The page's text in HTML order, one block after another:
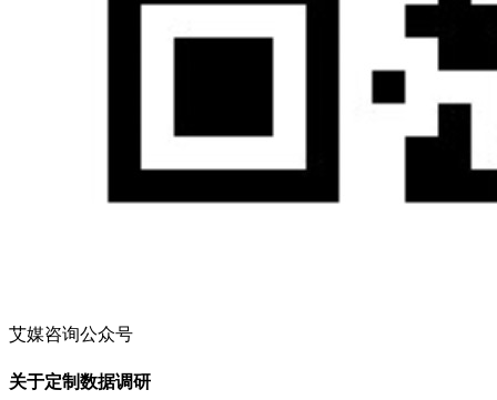
艾媒咨询公众号
关于定制数据调研